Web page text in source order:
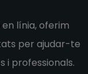
línia, oferim
per ajudar-te
i professionals.